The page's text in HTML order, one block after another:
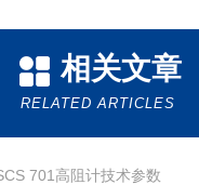
相关文章
RELATED ARTICLES
701高阻计技术参数